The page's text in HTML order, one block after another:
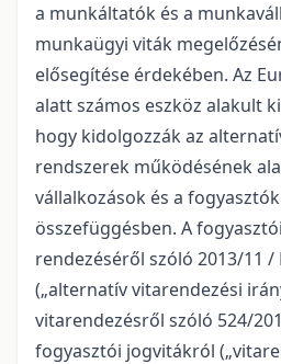
a munkáltatók és a
munkaügyi viták
elősegítése érdekében. Az
alatt számos eszköz alakult
hogy kidolgozzák az
rendszerek működésének
vállalkozások és a
összefüggésben. A
rendezéséről szóló 2013/11 /
(„alternatív vitarendezési
vitarendezésről szóló 524/
fogyasztói jogvitákról